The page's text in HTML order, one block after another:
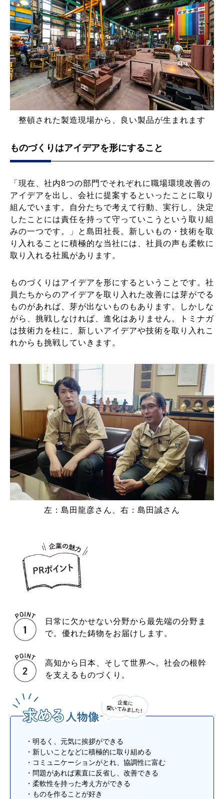
整頓された製造現場から、良い製品が生まれます
ものづくりはアイデアを形にすること
「現在、社内8つの部門でそれぞれに職場環境改善の
アイデアを出し、会社に提案するといったことに取り
組んでいます。自分たちで考えて行動、実行し、決定
したことには責任を持って守っていこうという取り組
みの一つです。」と島田社長。新しいもの・技術を取
り入れることに積極的な当社には、社員の声も柔軟に
取り入れる社風があります。
ものづくりはアイデアを形にするということです。社
員たちからのアイデアを取り入れた改善には芽がでる
ものがあれば、芽が出ないものもあります。しかしな
がら、挑戦しなければ、進化はありません。トミナガ
は技術力を柱に、新しいアイデアや技術を取り入れこ
れからも挑戦していきます。
左：島田龍彦さん、右：島田誠さん
日常に欠かせない分野から最先端の分野ま
で。優れた鋳物をお届けします。
高知から日本、そして世界へ。社会の根幹
を支えるものづくり。
・明るく、元気に挨拶ができる
・新しいことなどに積極的に取り組める
・コミュニケーションがとれ、協調性に富む
・問題があれば素直に反省し、改善できる
・柔軟性を持った考え方ができる
・ものを作ることが好き